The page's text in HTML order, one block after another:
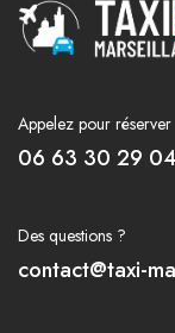
Appelez pour réserver
06 63 30 29 04
Des questions ?
contact@taxi-